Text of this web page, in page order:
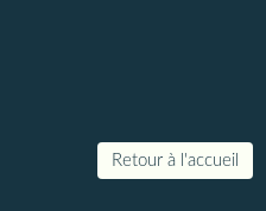
Retour à l'accueil